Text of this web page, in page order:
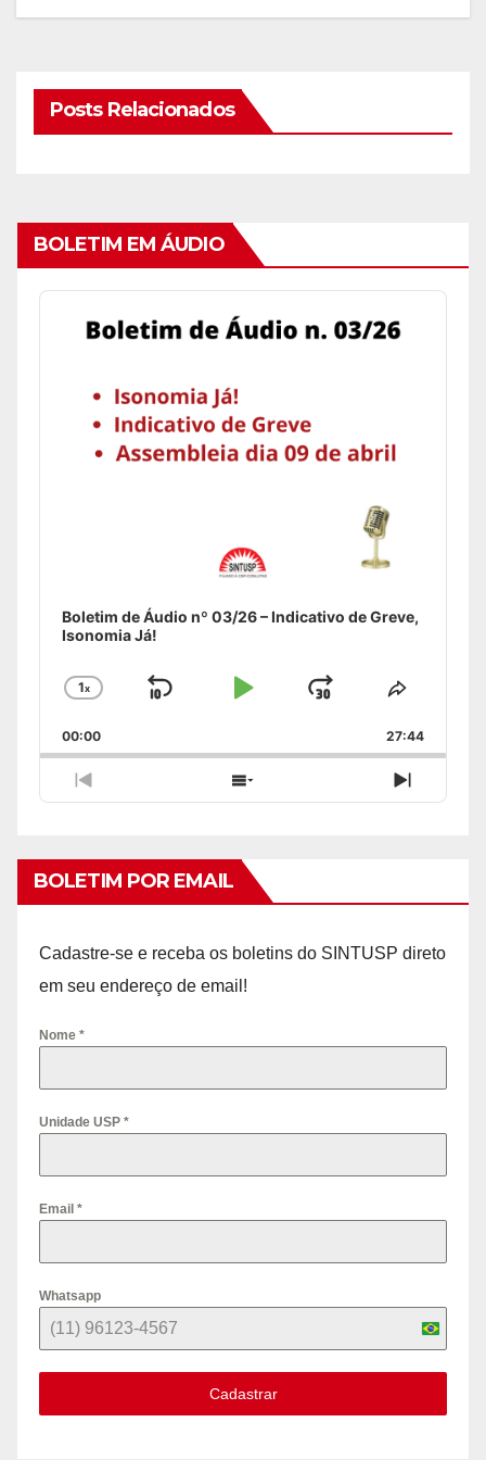
Posts Relacionados
BOLETIM EM ÁUDIO
Audio
Player
Boletim de Áudio nº 03/26 – Indicativo de Greve,
Isonomia Já!
Change
Rate
1x
Skip
Play
Jump
Forward
Share
Episode
00:00 27:44
Previous
Episode
Show
Episodes
Next
Episode
BOLETIM POR EMAIL
Cadastre-se e receba os boletins do SINTUSP direto
em seu endereço de email!
Nome *
Unidade USP *
Email *
Whatsapp
B
r
Cadastrar